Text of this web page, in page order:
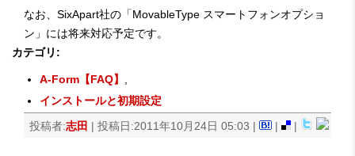
なお、SixApart社の「MovableType スマートフォンオプショ
ン」には将来対応予定です。
カテゴリ :
A-Form【FAQ】
インストールと初期設定
投稿者:志田 | 投稿日:2011年10月24日 05:03 | | |